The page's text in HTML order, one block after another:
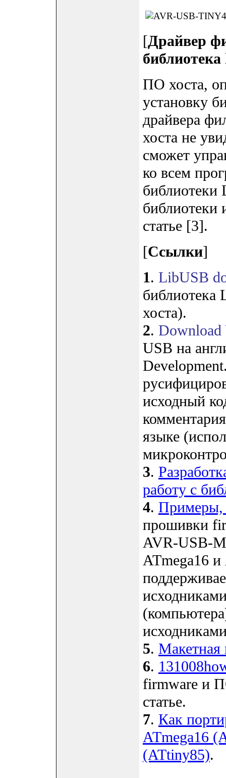
[Драйвер
ПО хоста,
установку
драйвера
хоста не
сможет
ко всем
библиотеки
библиотеки
статье [3].
[Ссылки]
1. LibUSB
библиотека
хоста).
2. Download
USB на
исходный
языке
3.
работу с
4. Примеры,
прошивки
AVR-USB-
ATmega16 и
5. Макетная
6.
firmware и
статье.
7. Как
ATmega16
(ATtiny85).